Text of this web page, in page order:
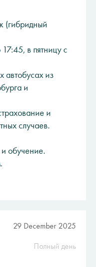
(гибридный
в пятницу с
автобусах из
и
и
случаев.
обучение.
29 December 2025
Полный день